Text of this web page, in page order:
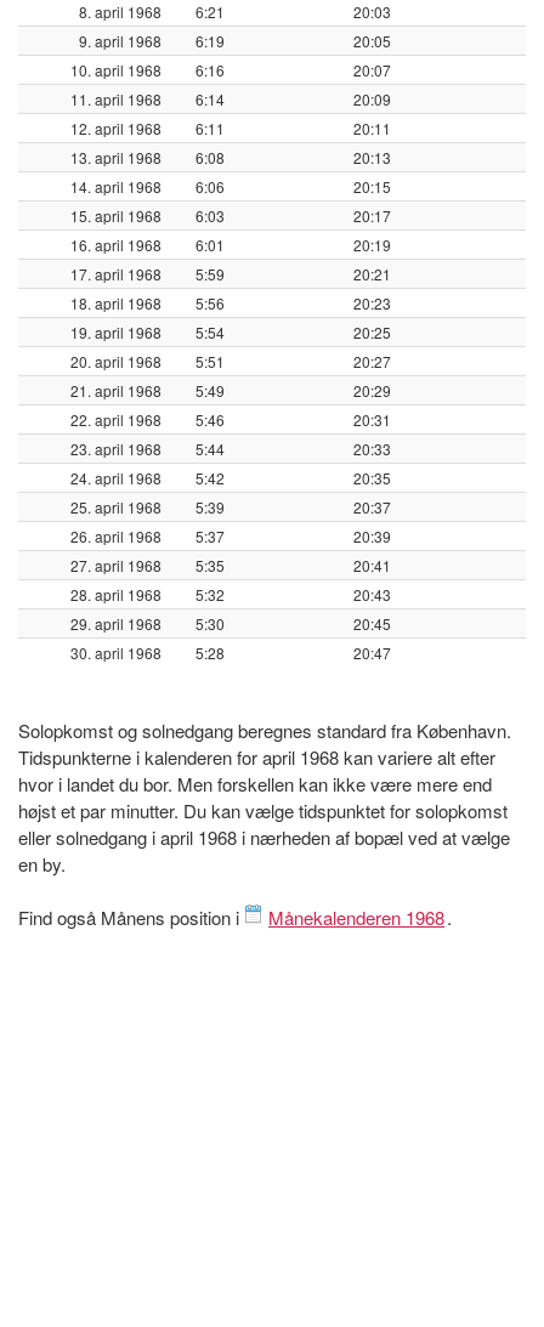
8. april 1968 6:21
20:03
9. april 1968
6:19
20:05
10. april 1968
6:16
20:07
11. april 1968
6:14
20:09
12. april 1968
6:11
20:11
13. april 1968
6:08
20:13
14. april 1968
6:06
20:15
15. april 1968
6:03
20:17
16. april 1968
6:01
20:19
17. april 1968
5:59
20:21
18. april 1968
5:56
20:23
19. april 1968
5:54
20:25
20. april 1968
5:51
20:27
21. april 1968
5:49
20:29
22. april 1968
5:46
20:31
23. april 1968
5:44
20:33
24. april 1968
5:42
20:35
25. april 1968
5:39
20:37
26. april 1968
5:37
20:39
27. april 1968
5:35
20:41
28. april 1968
5:32
20:43
29. april 1968
5:30
20:45
30. april 1968
5:28 20:47
Solopkomst og solnedgang beregnes standard fra København.
Tidspunkterne i kalenderen for april 1968 kan variere alt efter
hvor i landet du bor. Men forskellen kan ikke være mere end
højst et par minutter. Du kan vælge tidspunktet for solopkomst
eller solnedgang i april 1968 i nærheden af bopæl ved at vælge
en by.
Find også Månens position i Månekalenderen 1968.